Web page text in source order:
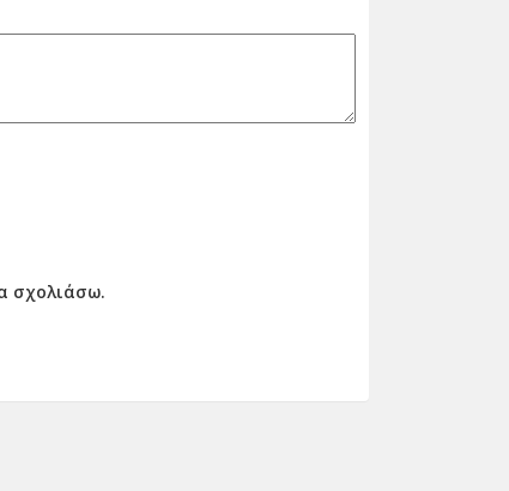
σχολιάσω.